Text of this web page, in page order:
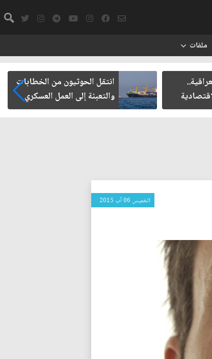
ملفات
انتقل الحوثيون من الخطابات
والتعبئة إلى العمل العسكري
الخميس 06 آب 2015